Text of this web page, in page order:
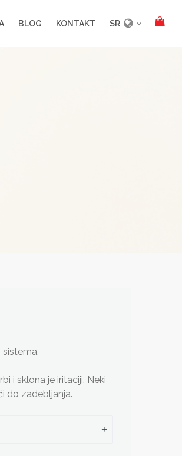
BLOG KONTAKT SR
i sklona je iritaciji. Neki
do zadebljanja.